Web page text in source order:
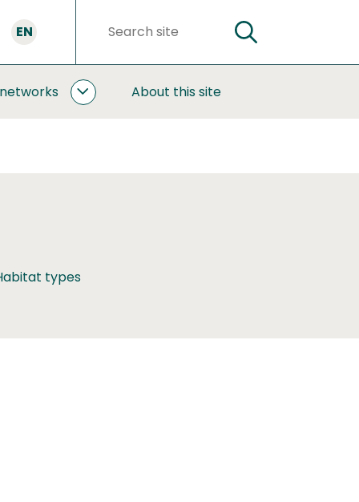
EN
Search
SEARCH
COOPERATION
About this site
types